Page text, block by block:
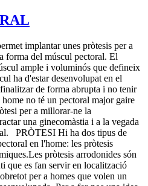
implantar unes pròtesis per a
forma del múscul pectoral. El
ample i voluminós que defineix
ha d'estar desenvolupat en el
de forma abrupta i no tenir
no té un pectoral major gaire
per a millorar-ne la
una ginecomàstia i a la vegada
PRÒTESI Hi ha dos tipus de
en l'home: les pròtesis
pròtesis arrodonides són
que es fan servir en localització
per a homes que volen un